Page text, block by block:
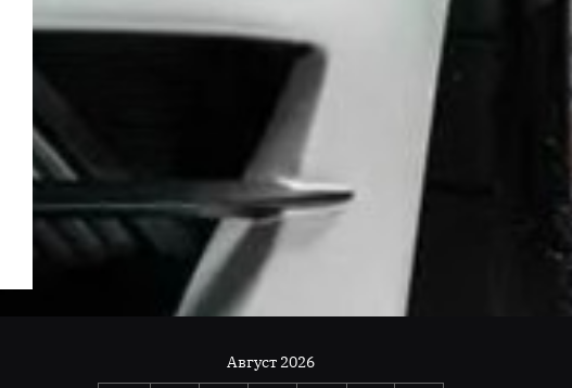
Август 2026